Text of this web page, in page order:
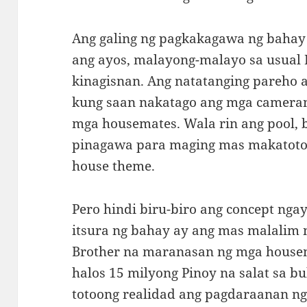
Ang galing ng pagkakagawa ng
ang ayos, malayong-malayo sa
kinagisnan. Ang natatanging pareho
kung saan nakatago ang mga
mga housemates. Wala rin ang pool,
pinagawa para maging mas
house theme.
Pero hindi biru-biro ang concept
itsura ng bahay ay ang mas malalim
Brother na maranasan ng mga
halos 15 milyong Pinoy na salat sa
totoong realidad ang pagdaraanan